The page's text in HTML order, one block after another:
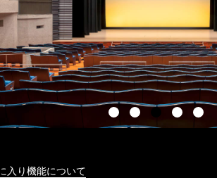
入り機能について